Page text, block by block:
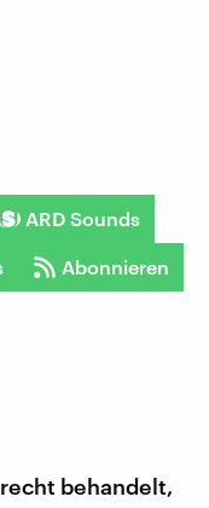
ARD Sounds
Abonnieren
behandelt,